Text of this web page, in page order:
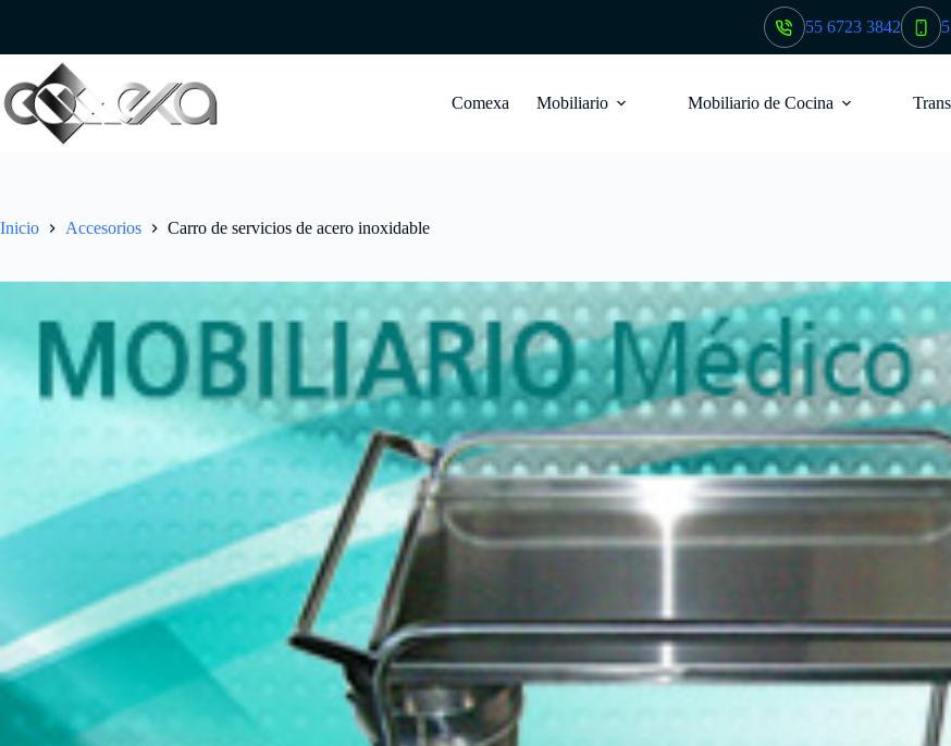
55 6723 3842
Comexa Mobiliario Mobiliario de Cocina
Inicio Accesorios Carro de servicios de acero inoxidable